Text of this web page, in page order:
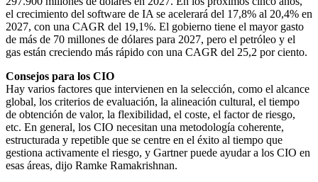
el crecimiento del software de IA se acelerará del 17,8% al 20,4% en
2027, con una CAGR del 19,1%. El gobierno tiene el mayor gasto
de más de 70 millones de dólares para 2027, pero el petróleo y el
gas están creciendo más rápido con una CAGR del 25,2 por ciento.
Consejos para los CIO
Hay varios factores que intervienen en la selección, como el alcance
global, los criterios de evaluación, la alineación cultural, el tiempo
de obtención de valor, la flexibilidad, el coste, el factor de riesgo,
etc. En general, los CIO necesitan una metodología coherente,
estructurada y repetible que se centre en el éxito al tiempo que
gestiona activamente el riesgo, y Gartner puede ayudar a los CIO en
esas áreas, dijo Ramke Ramakrishnan.